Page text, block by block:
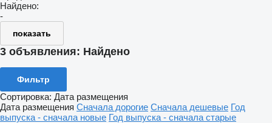
Найдено:
-
показать
3 объявления: Найдено
Фильтр
Сортировка: Дата размещения
Дата размещения Сначала дорогие Сначала дешевые Год
выпуска - сначала новые Год выпуска - сначала старые